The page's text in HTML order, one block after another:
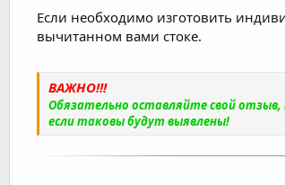
Если необходимо изготовить
вычитанном вами стоке.
ВАЖНО!!!
Обязательно оставляйте свой
если таковы будут выявлены!